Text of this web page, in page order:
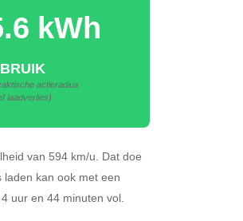
kWh
actieradius
laadverlies)
van 594 km/u. Dat doe
laden kan ook met een
4 uur en 44 minuten vol.